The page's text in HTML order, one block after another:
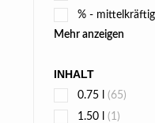
% -
Mehr anzeigen
INHALT
0.75 l (65)
1.50 l (1)